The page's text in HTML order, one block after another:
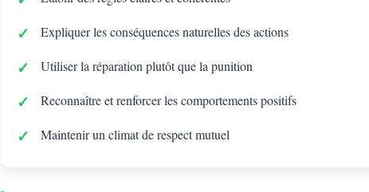
Expliquer les conséquences naturelles des actions
Utiliser la réparation plutôt que la punition
Reconnaître et renforcer les comportements positifs
Maintenir un climat de respect mutuel